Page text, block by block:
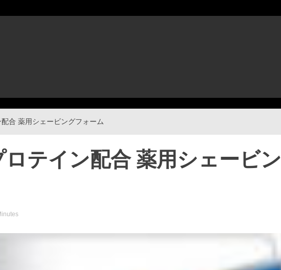
合 薬用シェービングフォーム
ロテイン配合 薬用シェービン